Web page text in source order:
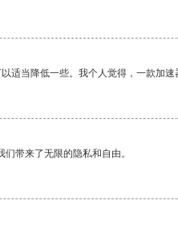
适当降低一些。我个人觉得，一款加速
带来了无限的隐私和自由。